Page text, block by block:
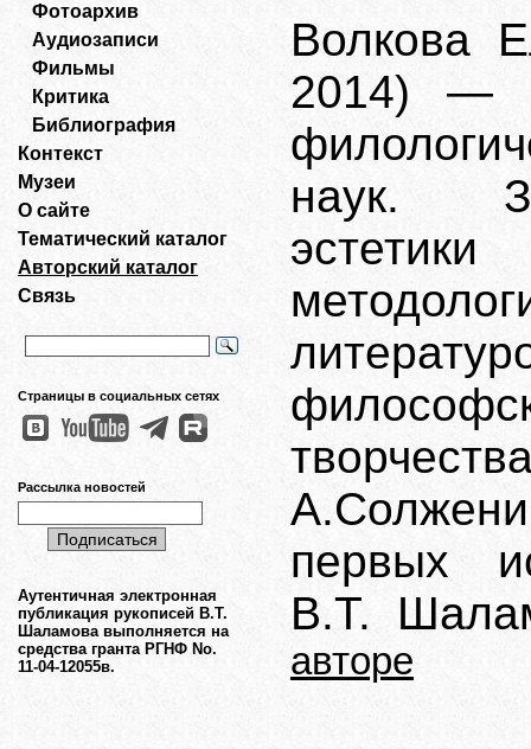
Фотоархив
Аудиозаписи
Фильмы
Критика
Библиография
Контекст
Музеи
О сайте
Тематический каталог
Авторский каталог
Связь
Страницы в социальных сетях
Рассылка новостей
Аутентичная электронная
публикация рукописей В.Т.
Шаламова выполняется на
средства гранта РГНФ No.
11-04-12055в.
Волкова
2014) —
наук.
первых
В.Т.
авторе